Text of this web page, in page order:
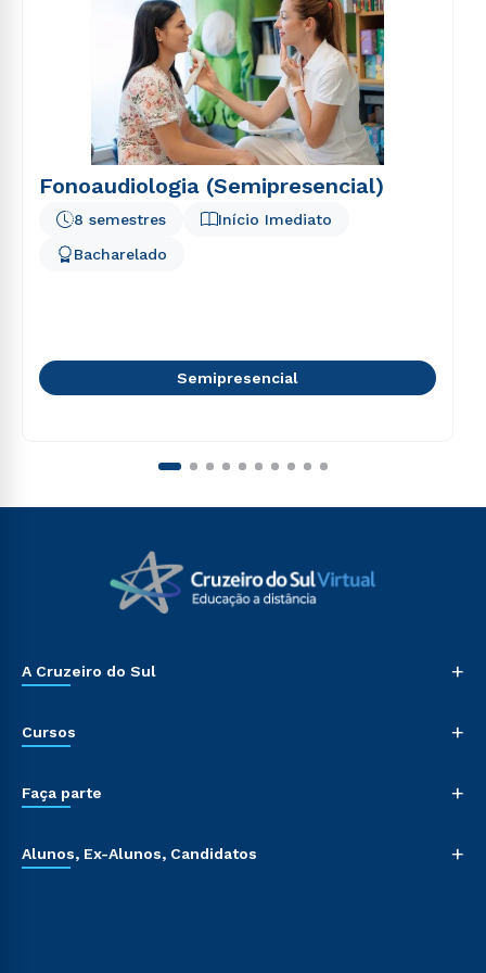
Fonoaudiologia (Semipresencial)
Início Imediato
8 semestres
Bacharelado
Semipresencial
A Cruzeiro do Sul +
Cursos +
Faça parte +
Alunos, Ex-Alunos, Candidatos +